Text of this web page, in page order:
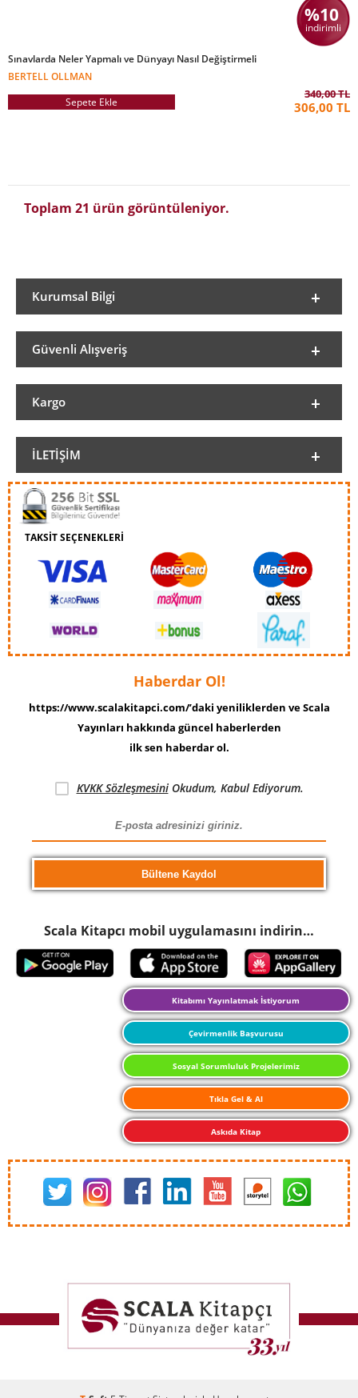
%10
indirimli
Sınavlarda Neler Yapmalı ve Dünyayı Nasıl Değiştirmeli
BERTELL OLLMAN
Sepete Ekle
340,00 TL
306,00 TL
Toplam 21 ürün görüntüleniyor.
Kurumsal Bilgi
Güvenli Alışveriş
Kargo
İLETIŞIM
TAKSİT SEÇENEKLERİ
Haberdar Ol!
https://www.scalakitapci.com/’daki yeniliklerden ve Scala
Yayınları hakkında güncel haberlerden
ilk sen haberdar ol.
KVKK SözleşmesiniOkudum, Kabul Ediyorum.
Scala Kitapcı mobil uygulamasını indirin…
Kitabımı Yayınlatmak İstiyorum
Çevirmenlik Başvurusu
Sosyal Sorumluluk Projelerimiz
Tıkla Gel & Al
Askıda Kitap